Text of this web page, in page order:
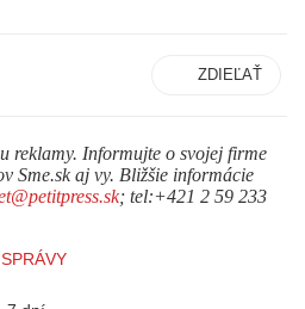
ZDIEĽAŤ
reklamy. Informujte o svojej firme
Sme.sk aj vy. Bližšie informácie
; tel:+421 2 59 233